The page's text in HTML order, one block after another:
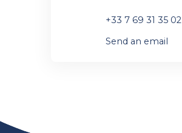
+33 7 69 31 35 02
Send an email